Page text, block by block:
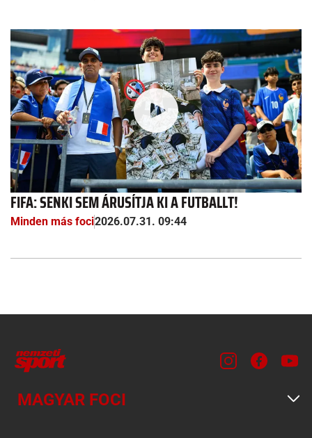
FIFA: SENKI SEM ÁRUSÍTJA KI A FUTBALLT!
Minden más foci2026.07.31. 09:44
MAGYAR FOCI